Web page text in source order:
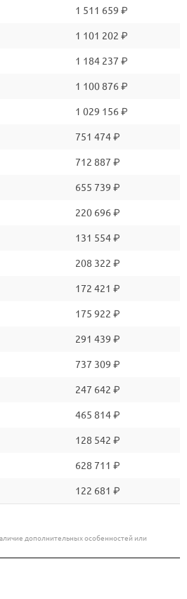
1 511 659 ₽
1 101 202 ₽
1 184 237 ₽
1 100 876 ₽
1 029 156 ₽
751 474 ₽
712 887 ₽
655 739 ₽
220 696 ₽
131 554 ₽
208 322 ₽
172 421 ₽
175 922 ₽
291 439 ₽
737 309 ₽
247 642 ₽
465 814 ₽
128 542 ₽
628 711 ₽
122 681 ₽
дополнительных особенностей или